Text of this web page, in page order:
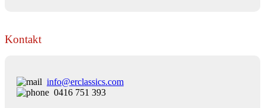
Kontakt
info@erclassics.com
0416 751 393